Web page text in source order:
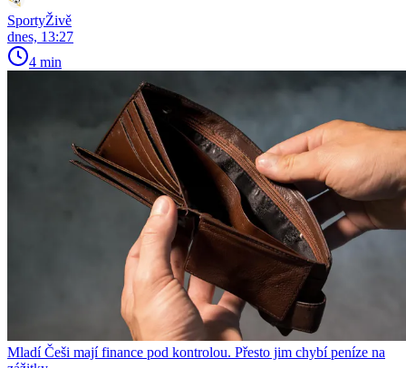
SportyŽivě
dnes, 13:27
4 min
Mladí Češi mají finance pod kontrolou. Přesto jim chybí peníze na